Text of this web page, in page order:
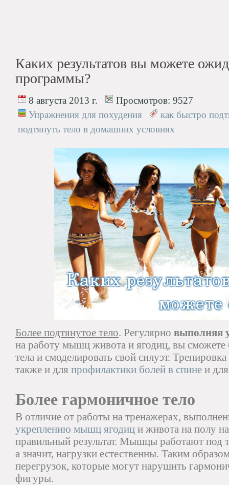
Каких результатов вы можете
программы?
8 августа 2013 г. Просмотров: 9527
Упражнения для похудения
как быстро
подтянуть тело в домашних условиях
Более подтянутое тело. Регулярно выполняя
на работу мышц живота и ягодиц, вы сможете
тела и смоделировать свой силуэт.
также и для профилактики болей в спине и
Более гармоничное тело
В отличие от работы на тренажерах,
укреплению мышц ягодиц и живота на полу
правильный результат. Мышцы работают под
а значит, нагрузки естественны. Таким
перегрузок, которые могут нарушить
фигуры.